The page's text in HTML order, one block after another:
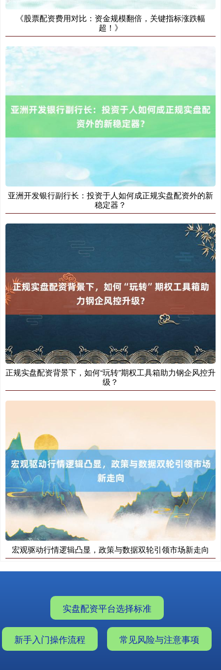
《股票配资费用对比：资金规模翻倍，关键指标涨跌幅
超！》
亚洲开发银行副行长：投资于人如何成正规实盘配资外的新
稳定器？
正规实盘配资背景下，如何“玩转”期权工具箱助力钢企风控升
级？
宏观驱动行情逻辑凸显，政策与数据双轮引领市场新走向
实盘配资平台选择标准
新手入门操作流程 常见风险与注意事项